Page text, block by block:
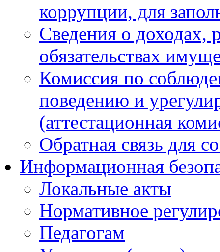
коррупции, для
Сведения о доходах,
обязательствах
Комиссия по
поведению и
(аттестационная
Обратная связь для
Информационная
Локальные акты
Нормативное
Педагогам